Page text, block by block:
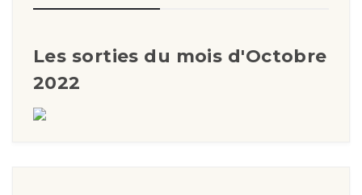
Les sorties du mois d'Octobre
2022